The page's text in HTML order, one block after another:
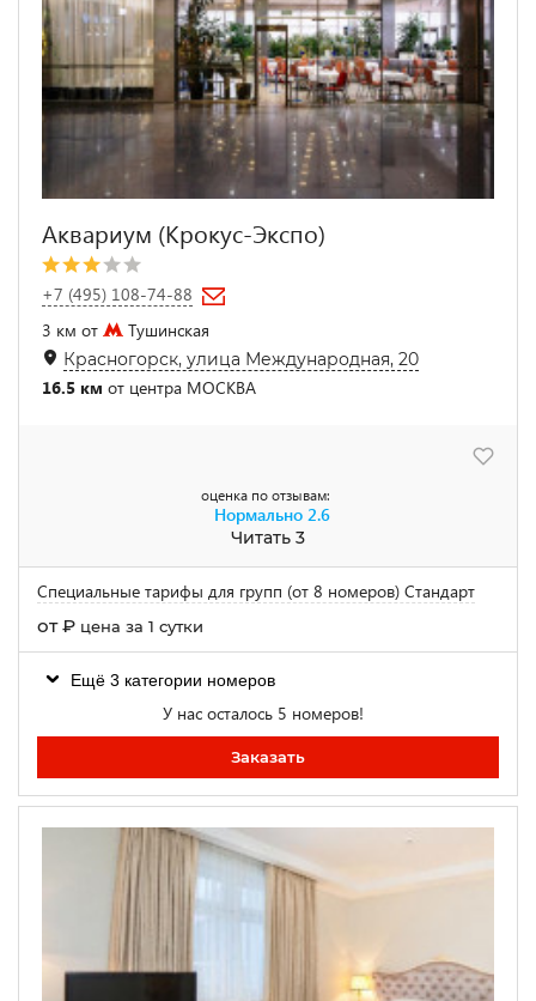
Аквариум (Крокус-Экспо)
+7 (495) 108-74-88
3 км от
Тушинская
Красногорск, улица Международная, 20
16.5 км от центра МОСКВА
оценка по отзывам:
Нормально 2.6
Читать 3
Специальные тарифы для групп (от 8 номеров) Стандарт
от₽ цена за 1 сутки
Ещё 3 категории номеров
У нас осталось 5 номеров!
Заказать